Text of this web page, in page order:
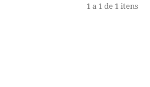
1 a 1 de 1 itens